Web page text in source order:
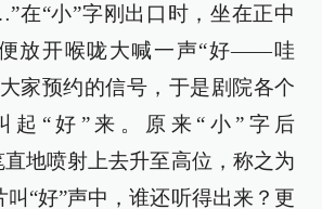
在“小”字刚出口时，坐在正中
放开喉咙大喊一声“好——哇
家预约的信号，于是剧院各个
起“好”来。原来“小”字后
直地喷射上去升至高位，称之为
“好”声中，谁还听得出来？更